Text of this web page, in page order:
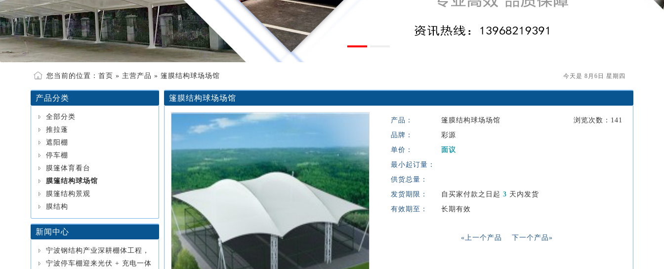
今天是 8月6日 星期四
您当前的位置： 首页 » 主营产品 » 篷膜结构球场场馆
产品分类
全部分类
推拉蓬
遮阳棚
停车棚
膜篷体育看台
膜篷结构球场馆
膜篷结构景观
膜结构
新闻中心
宁波钢结构产业深耕棚体工程，
定制化服务覆盖全场景
宁波停车棚迎来光伏 + 充电一体
篷膜结构球场场馆
产品： 浏览次数：141
篷膜结构球场场馆
品牌：
彩源
单价：
面议
最小起订量：
供货总量：
发货期限：
自买家付款之日起 3 天内发货
有效期至：
长期有效
«上一个产品 下一个产品»